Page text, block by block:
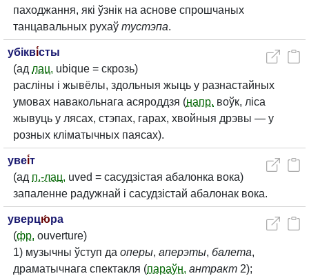
паходжання, які ўзнік на аснове спрошчаных
танцавальных рухаў тустэпа.
убікві́сты
(ад лац. ubique = скрозь)
расліны і жывёлы, здольныя жыць у разнастайных
умовах навакольнага асяроддзя (напр. воўк, ліса
жывуць у лясах, стэпах, гарах, хвойныя дрэвы — у
розных кліматычных паясах).
увеі́т
(ад п.-лац. uved = сасудзістая абалонка вока)
запаленне радужнай і сасудзістай абалонак вока.
уверцю́ра
(фр. ouverture)
1) музычны ўступ да оперы, аперэты, балета,
драматычнага спектакля (параўн. антракт 2);